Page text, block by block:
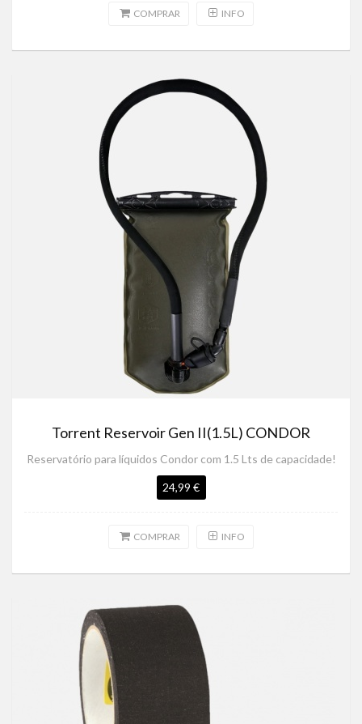
COMPRAR INFO
Torrent Reservoir Gen II(1.5L) CONDOR
Reservatório para líquidos Condor com 1.5 Lts de capacidade!
24,99 €
COMPRAR INFO